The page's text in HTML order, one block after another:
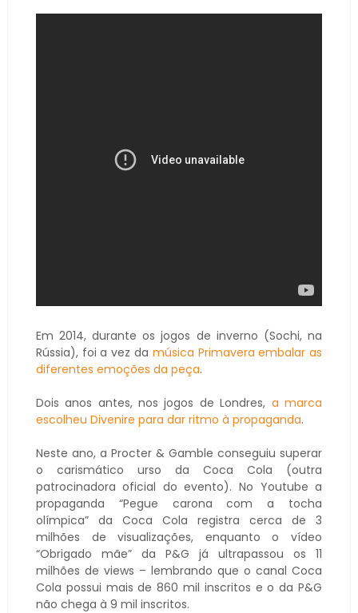
Em 2014, durante os jogos de inverno (Sochi, na
Rússia), foi a vez da música Primavera embalar as
diferentes emoções da peça.
Dois anos antes, nos jogos de Londres, a marca
escolheu Divenire para dar ritmo à propaganda.
Neste ano, a Procter & Gamble conseguiu superar
o carismático urso da Coca Cola (outra
patrocinadora oficial do evento). No Youtube a
propaganda “Pegue carona com a tocha
olímpica” da Coca Cola registra cerca de 3
milhões de visualizações, enquanto o vídeo
“Obrigado mãe” da P&G já ultrapassou os 11
milhões de views – lembrando que o canal Coca
Cola possui mais de 860 mil inscritos e o da P&G
não chega à 9 mil inscritos.